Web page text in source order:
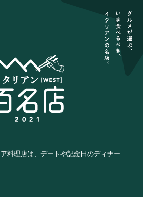
料理店は、デートや記念日のディナー